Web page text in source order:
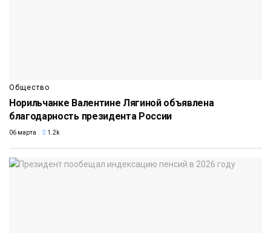
Общество
Норильчанке Валентине Лягиной объявлена
благодарность президента России
06 марта 1.2k